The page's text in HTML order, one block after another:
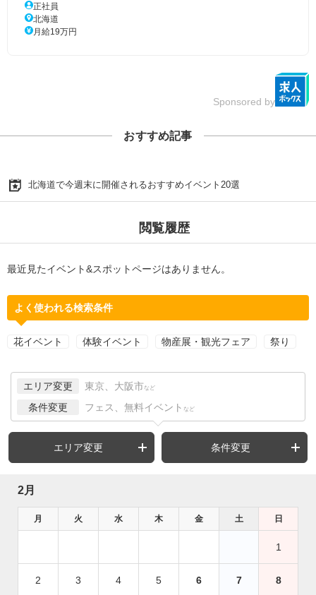
正社員
北海道
月給19万円
Sponsored by
おすすめ記事
北海道で今週末に開催されるおすすめイベント20選
閲覧履歴
最近見たイベント&スポットページはありません。
よく使われる検索条件
花イベント 体験イベント 物産展・観光フェア 祭り
エリア変更 東京、大阪市 など
条件変更 フェス、無料イベント など
エリア変更 条件変更
2月
月 火 水 木 金 土 日
1
2 3 4 5 6 7 8